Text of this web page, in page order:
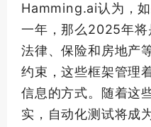
Hamming.ai认为，
一年，那么2025年将
法律、保险和房地产
约束，这些框架管理
信息的方式。随着这
实，自动化测试将成